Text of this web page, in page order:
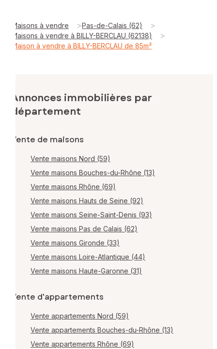
Maisons à vendre >Pas-de-Calais (62) >
Maisons à vendre à BILLY-BERCLAU (62138) >
Maison à vendre à BILLY-BERCLAU de 85m²
Annonces immobilières par
département
Vente de maisons
Vente maisons Nord (59)
Vente maisons Bouches-du-Rhône (13)
Vente maisons Rhône (69)
Vente maisons Hauts de Seine (92)
Vente maisons Seine-Saint-Denis (93)
Vente maisons Pas de Calais (62)
Vente maisons Gironde (33)
Vente maisons Loire-Atlantique (44)
Vente maisons Haute-Garonne (31)
Vente d'appartements
Vente appartements Nord (59)
Vente appartements Bouches-du-Rhône (13)
Vente appartements Rhône (69)